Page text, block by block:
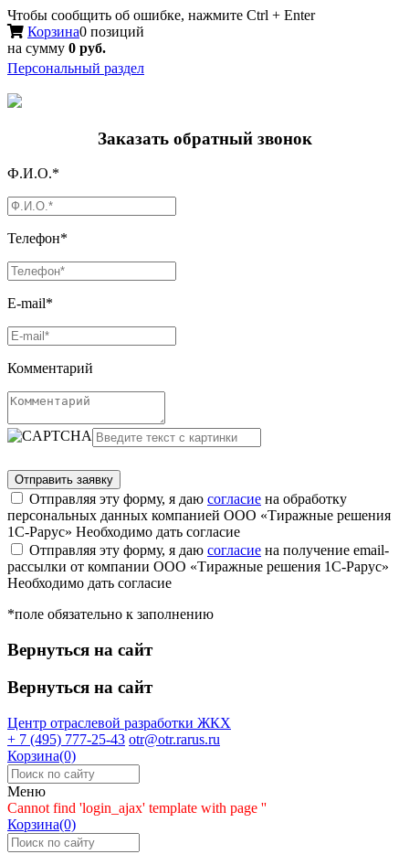
Чтобы сообщить об ошибке, нажмите Ctrl + Enter
Корзина0 позиций
на сумму 0 руб.
Персональный раздел
Заказать обратный звонок
Ф.И.О.*
Телефон*
E-mail*
Комментарий
Отправляя эту форму, я даю согласие на обработку
персональных данных компанией ООО «Тиражные решения
1С-Рарус» Необходимо дать согласие
Отправляя эту форму, я даю согласие на получение email-
рассылки от компании ООО «Тиражные решения 1С-Рарус»
Необходимо дать согласие
*поле обязательно к заполнению
Вернуться на сайт
Вернуться на сайт
Центр отраслевой разработки ЖКХ
+ 7 (495) 777-25-43 otr@otr.rarus.ru
Корзина(0)
Меню
Cannot find 'login_ajax' template with page ''
Корзина(0)